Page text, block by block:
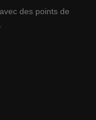
des points de